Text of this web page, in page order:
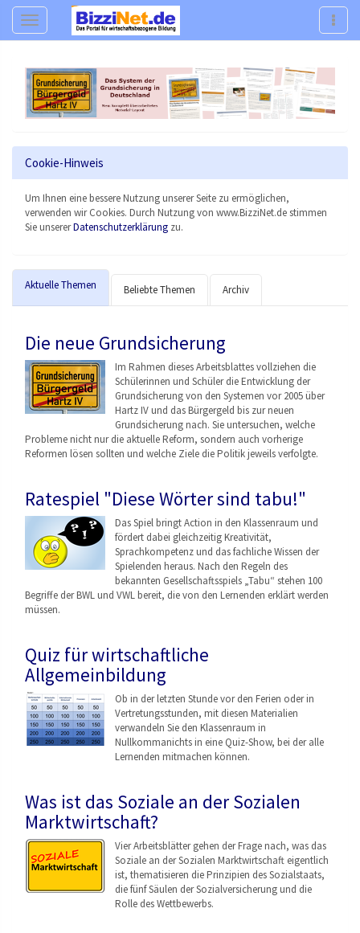
Navigation
Cookie-Hinweis
Um Ihnen eine bessere Nutzung unserer Seite zu ermöglichen,
verwenden wir Cookies. Durch Nutzung von www.BizziNet.de stimmen
Sie unsererDatenschutzerklärung zu.
Aktuelle Themen Beliebte Themen Archiv
Die neue Grundsicherung
Im Rahmen dieses Arbeitsblattes vollziehen die
Schülerinnen und Schüler die Entwicklung der
Grundsicherung von den Systemen vor 2005 über
Hartz IV und das Bürgergeld bis zur neuen
Grundsicherung nach. Sie untersuchen, welche
Probleme nicht nur die aktuelle Reform, sondern auch vorherige
Reformen lösen sollten und welche Ziele die Politik jeweils verfolgte.
Ratespiel "Diese Wörter sind tabu!"
Das Spiel bringt Action in den Klassenraum und
fördert dabei gleichzeitig Kreativität,
Sprachkompetenz und das fachliche Wissen der
Spielenden heraus. Nach den Regeln des
bekannten Gesellschaftsspiels „Tabu“ stehen 100
Begriffe der BWL und VWL bereit, die von den Lernenden erklärt werden
müssen.
Quiz für wirtschaftliche
Allgemeinbildung
Ob in der letzten Stunde vor den Ferien oder in
Vertretungsstunden, mit diesen Materialien
verwandeln Sie den Klassenraum in
Nullkommanichts in eine Quiz-Show, bei der alle
Lernenden mitmachen können.
Was ist das Soziale an der Sozialen
Marktwirtschaft?
Vier Arbeitsblätter gehen der Frage nach, was das
Soziale an der Sozialen Marktwirtschaft eigentlich
ist, thematisieren die Prinzipien des Sozialstaats,
die fünf Säulen der Sozialversicherung und die
Rolle des Wettbewerbs.